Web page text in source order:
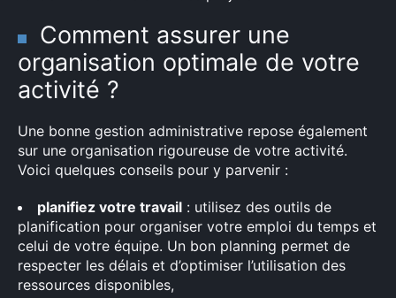
Comment assurer une
organisation optimale de votre
activité ?
Une bonne gestion administrative repose également
sur une organisation rigoureuse de votre activité.
Voici quelques conseils pour y parvenir :
planifiez votre travail : utilisez des outils de
planification pour organiser votre emploi du temps et
celui de votre équipe. Un bon planning permet de
respecter les délais et d’optimiser l’utilisation des
ressources disponibles,